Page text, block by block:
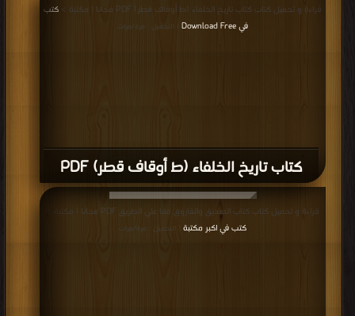
كتاب تاريخ الخلفاء (ط أوقاف قطر) PDF
قراءة و تحميل كتاب كتاب تاريخ الخلفاء (ط أوقاف قطر) PDF مجانا | مكتبة >
كتب
في Download Free
| التحميل : مرة/مرات
قراءة و تحميل كتاب كتاب الصديق والفاروق معا علي الطريق PDF مجانا | مكتبة >
كتب في اكبر مكتبة
| التحميل : مرة/مرات